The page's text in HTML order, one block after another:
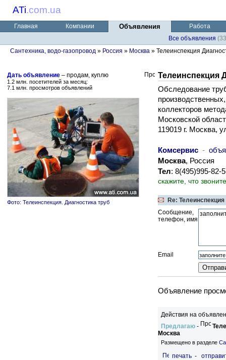
ATi.com.ua
Главная Компании Объявления
Работа
Все объявления
Сантехника, водо-газопровод » Россия » Москва » Телеинспекция
Дать объявление – продам, куплю
1.2 млн. посетителей за месяц:
7.1 млн. просмотров объявлений
Фото: Телеинспекция. Диагностика труб
Телеинспекция
Обследование
коллекторов
Московской
119019 г. Москва,
Комсервис -
Москва, Россия
Тел: 8(495)995-82-
скажите, что
Re:
Сообщение,
телефон, имя
Email
Объявление
Действия на
Предлагаю -
Москва
Размещено в разделе
печать -